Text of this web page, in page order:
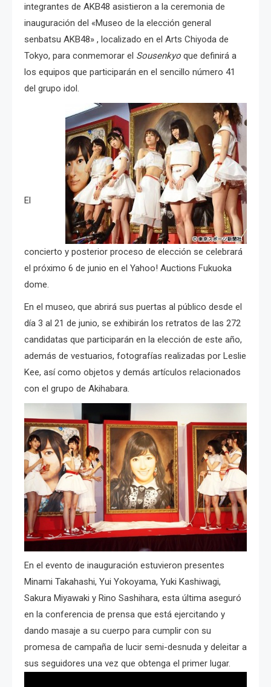
integrantes de AKB48 asistieron a la ceremonia de
inauguración del «Museo de la elección general
senbatsu AKB48» , localizado en el Arts Chiyoda de
Tokyo, para conmemorar el Sousenkyo que definirá a
los equipos que participarán en el sencillo número 41
del grupo idol.
El
concierto y posterior proceso de elección se celebrará
el próximo 6 de junio en el Yahoo! Auctions Fukuoka
dome.
En el museo, que abrirá sus puertas al público desde el
día 3 al 21 de junio, se exhibirán los retratos de las 272
candidatas que participarán en la elección de este año,
además de vestuarios, fotografías realizadas por Leslie
Kee, así como objetos y demás artículos relacionados
con el grupo de Akihabara.
En el evento de inauguración estuvieron presentes
Minami Takahashi, Yui Yokoyama, Yuki Kashiwagi,
Sakura Miyawaki y Rino Sashihara, esta última aseguró
en la conferencia de prensa que está ejercitando y
dando masaje a su cuerpo para cumplir con su
promesa de campaña de lucir semi-desnuda y deleitar a
sus seguidores una vez que obtenga el primer lugar.